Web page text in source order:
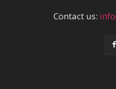
Contact us: